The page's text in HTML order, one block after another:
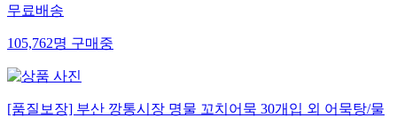
무료배송
105,762명 구매중
[품질보장] 부산 깡통시장 명물 꼬치어묵 30개입 외 어묵탕/물